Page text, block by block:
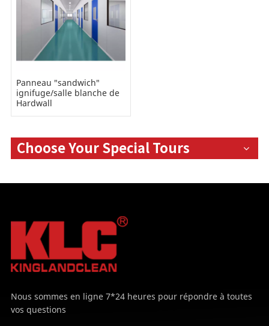
Panneau "sandwich"
ignifuge/salle blanche de
Hardwall
Choose Your Special Tours
Nous sommes en ligne 7*24 heures pour répondre à toutes
vos questions